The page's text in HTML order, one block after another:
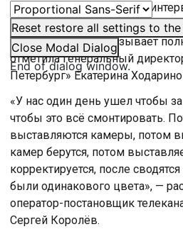
Reset restore all settings to
Close Modal Dialog
End of dialog window.
записи программы, гости,
работает на всех точках, на
городу, который оказывает
отметила генеральный
Петербург» Екатерина
«У нас один день ушел чтобы
чтобы это всё смонтировать.
выставляются камеры, потом
камер берутся, потом
корректируется, после
были одинакового цвета», —
оператор-постановщик
Сергей Королёв.